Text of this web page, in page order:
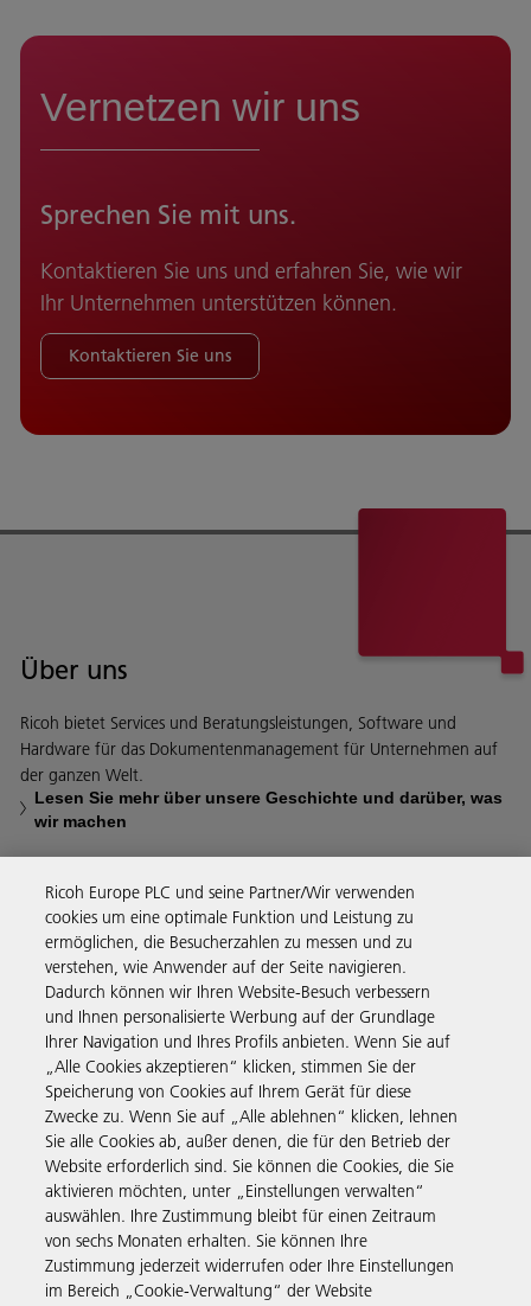
Vernetzen wir uns
Sprechen Sie mit uns.
Kontaktieren Sie uns und erfahren Sie, wie wir
Ihr Unternehmen unterstützen können.
Kontaktieren Sie uns
Über uns
Ricoh bietet Services und Beratungsleistungen, Software und
Hardware für das Dokumentenmanagement für Unternehmen auf
der ganzen Welt.
Lesen Sie mehr über unsere Geschichte und darüber, was
wir machen
Business Solutions
Produkte & Services
Support & Kontakt
Governance & Policies
Folgen Sie uns
Ricoh Europe PLC und seine Partner/Wir verwenden
cookies um eine optimale Funktion und Leistung zu
ermöglichen, die Besucherzahlen zu messen und zu
verstehen, wie Anwender auf der Seite navigieren.
Dadurch können wir Ihren Website-Besuch verbessern
und Ihnen personalisierte Werbung auf der Grundlage
Ihrer Navigation und Ihres Profils anbieten. Wenn Sie auf
„Alle Cookies akzeptieren“ klicken, stimmen Sie der
Speicherung von Cookies auf Ihrem Gerät für diese
Zwecke zu. Wenn Sie auf „Alle ablehnen“ klicken, lehnen
Sie alle Cookies ab, außer denen, die für den Betrieb der
Website erforderlich sind. Sie können die Cookies, die Sie
aktivieren möchten, unter „Einstellungen verwalten“
auswählen. Ihre Zustimmung bleibt für einen Zeitraum
von sechs Monaten erhalten. Sie können Ihre
Zustimmung jederzeit widerrufen oder Ihre Einstellungen
im Bereich „Cookie-Verwaltung“ der Website